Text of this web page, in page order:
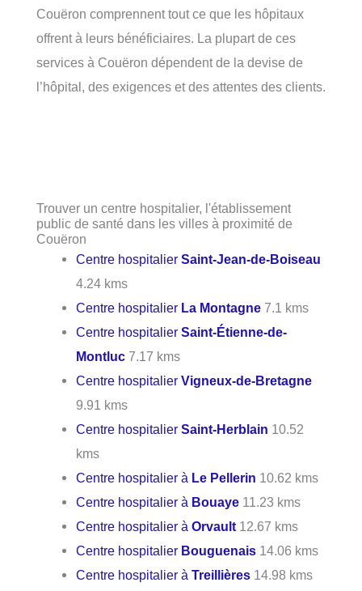
Couëron comprennent tout ce que les hôpitaux
offrent à leurs bénéficiaires. La plupart de ces
services à Couëron dépendent de la devise de
l’hôpital, des exigences et des attentes des clients.
Trouver un centre hospitalier, l'établissement
public de santé dans les villes à proximité de
Couëron
Centre hospitalierSaint-Jean-de-Boiseau
4.24 kms
Centre hospitalier La Montagne 7.1 kms
Centre hospitalierSaint-Étienne-de-
Montluc 7.17 kms
Centre hospitalierVigneux-de-Bretagne
9.91 kms
Centre hospitalierSaint-Herblain 10.52
kms
Centre hospitalier à Le Pellerin 10.62 kms
Centre hospitalier à Bouaye 11.23 kms
Centre hospitalier àOrvault 12.67 kms
Centre hospitalier Bouguenais 14.06 kms
Centre hospitalier àTreillières 14.98 kms